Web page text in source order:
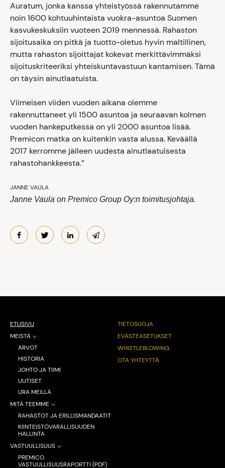
Auratum, jonka kanssa yhteistyössä rakennutamme
noin 1600 kohtuuhintaista vuokra-asuntoa Suomen
kasvukeskuksiin vuoteen 2019 mennessä. Rahaston
sijoitusaika on pitkä ja tuotto-oletus hyvin maltillinen,
mutta rahaston sijoittajat kokevat merkittävimmäksi
sijoituskriteeriksi yhteiskuntavastuun kantamisen. Tämä
on täysin ainutlaatuista.
Viimeisen viiden vuoden aikana olemme
rakennuttaneet yli 1500 asuntoa ja seuraavan kolmen
vuoden hankeputkessa on yli 2000 asuntoa lisää.
Premicon matka on kuitenkin vasta alussa. Keväällä
2017 kerromme jälleen uudesta ainutlaatuisesta
rahastohankkeesta.”
JANNE VAULA
Janne Vaula on Premico Group Oy:n toimitusjohtaja.
ETUSIVU
MEISTÄ
ARVOT
HISTORIA
JOHTO JA TIIMI
UUTISET
URA MEILLÄ
MITÄ TEEMME
RAHASTOT JA ERILLISMANDAATIT
KIINTEISTÖVARALLISUUDEN
HALLINTA
VASTUULLISUUS
PREMICO
VASTUULLISUUSRAPORTTI (PDF)
TIETOSUOJA
EVÄSTEASETUKSET
WHISTLEBLOWING
OTA YHTEYTTÄ